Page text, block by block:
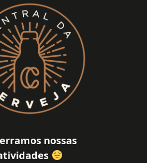
nossas